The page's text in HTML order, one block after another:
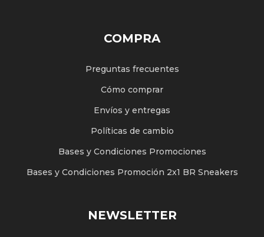
COMPRA
Preguntas frecuentes
Cómo comprar
Envíos y entregas
Políticas de cambio
Bases y Condiciones Promociones
Bases y Condiciones Promoción 2x1 BR Sneakers
NEWSLETTER